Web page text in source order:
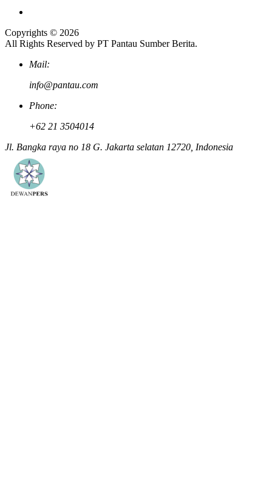
Copyrights © 2026
All Rights Reserved by PT Pantau Sumber Berita.
Mail:
info@pantau.com
Phone:
+62 21 3504014
Jl. Bangka raya no 18 G. Jakarta selatan 12720, Indonesia